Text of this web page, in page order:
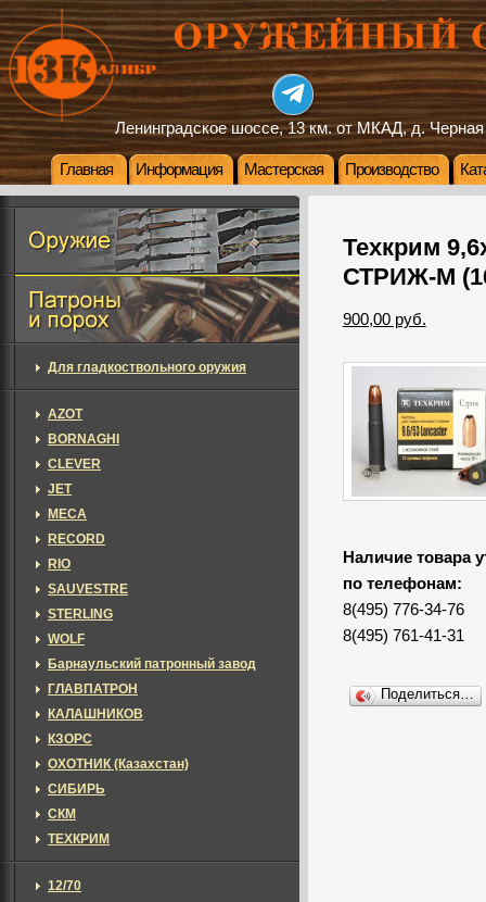
Ленинградское шоссе, 13 км. от МКАД, д. Черная
Главная Информация Мастерская Производство
Техкрим
СТРИЖ-М
900,00 руб.
Наличие товара
по телефонам:
8(495) 776-34-76
8(495) 761-41-31
Поделиться…
Для гладкоствольного оружия
AZOT
BORNAGHI
CLEVER
JET
MECA
RECORD
RIO
SAUVESTRE
STERLING
WOLF
Барнаульский патронный завод
ГЛАВПАТРОН
КАЛАШНИКОВ
КЗОРС
ОХОТНИК (Казахстан)
СИБИРЬ
СКМ
ТЕХКРИМ
12/70